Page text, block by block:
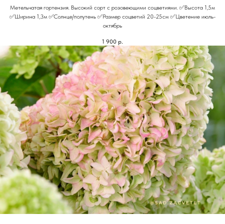
Метельчатая гортензия. Высокий сорт с розовеющими соцветиями. ✅Высота 1,5м
✅Ширина 1,3м ✅Солнце/полутень ✅Размер соцветий 20-25см ✅Цветение июль-
октябрь
1 900 р.